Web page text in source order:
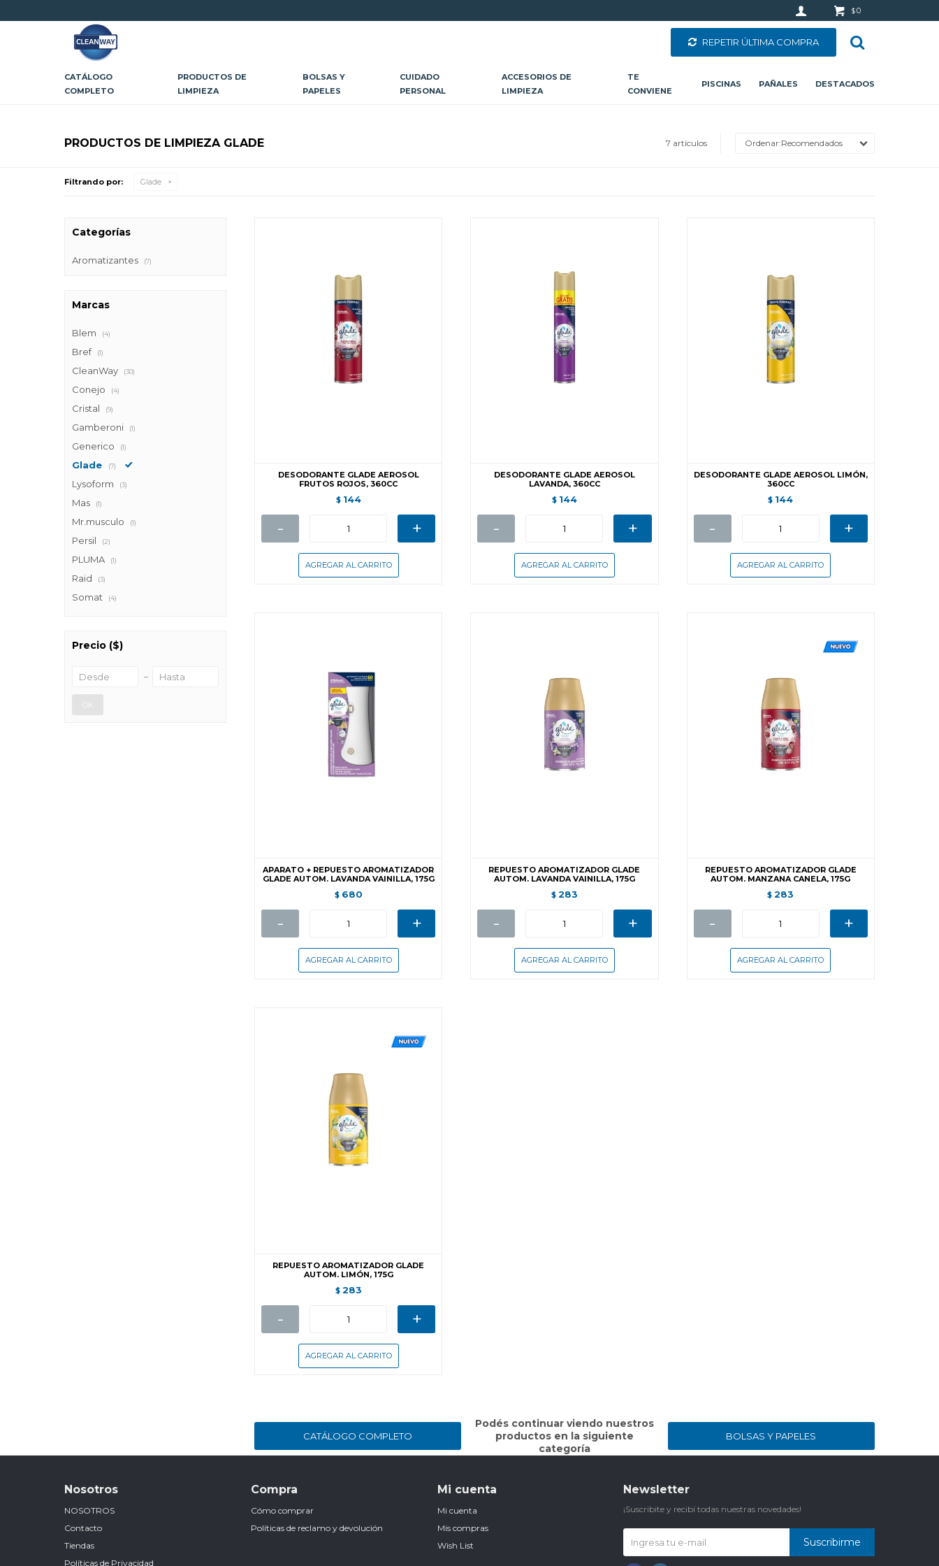
CATÁLOGO
COMPLETO
PRODUCTOS DE
LIMPIEZA
BOLSAS Y
PAPELES
CUIDADO
PERSONAL
ACCESORIOS DE
LIMPIEZA
TE
CONVIENE
PISCINAS PAÑALES DESTACADOS
REPETIR ÚLTIMA COMPRA
$0
PRODUCTOS DE LIMPIEZA GLADE 7 artículos Recomendados
Filtrando por: Glade
DESODORANTE GLADE AEROSOL
FRUTOS ROJOS, 360CC
$ 144
- +
DESODORANTE GLADE AEROSOL
LAVANDA, 360CC
$ 144
- +
DESODORANTE GLADE AEROSOL LIMÓN,
360CC
$ 144
- +
APARATO + REPUESTO AROMATIZADOR
GLADE AUTOM. LAVANDA VAINILLA, 175G
$ 680
- +
REPUESTO AROMATIZADOR GLADE
AUTOM. LAVANDA VAINILLA, 175G
$ 283
- +
REPUESTO AROMATIZADOR GLADE
AUTOM. MANZANA CANELA, 175G
$ 283
- +
REPUESTO AROMATIZADOR GLADE
AUTOM. LIMÓN, 175G
$ 283
- +
CATÁLOGO COMPLETO
Podés continuar viendo nuestros
productos en la siguiente
categoría
BOLSAS Y PAPELES
Categorías
Aromatizantes (7)
Marcas
Blem (4)
Bref (1)
CleanWay (30)
Conejo (4)
Cristal (9)
Gamberoni (1)
Generico (1)
Glade (7)
Lysoform (3)
Mas (1)
Mr.musculo (1)
Persil (2)
PLUMA (1)
Raid (3)
Somat (4)
Precio ($)
OK
Nosotros
NOSOTROS
Contacto
Tiendas
Políticas de Privacidad
Compra
Cómo comprar
Políticas de reclamo y devolución
Mi cuenta
Mi cuenta
Mis compras
Wish List
Newsletter
¡Suscribite y recibí todas nuestras novedades!
Suscribirme